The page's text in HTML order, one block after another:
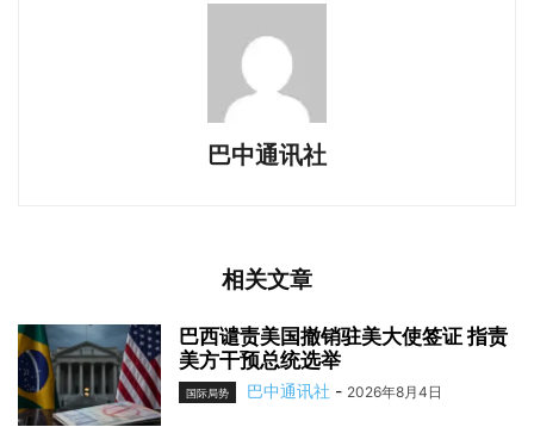
巴中通讯社
相关文章
巴西谴责美国撤销驻美大使签证 指责
美方干预总统选举
国际局势 巴中通讯社 - 2026年8月4日